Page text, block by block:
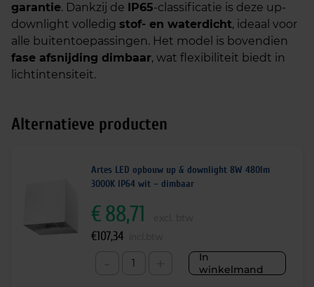
garantie. Dankzij de IP65-classificatie is deze up-
downlight volledig stof- en waterdicht, ideaal voor
alle buitentoepassingen. Het model is bovendien
fase afsnijding dimbaar, wat flexibiliteit biedt in
lichtintensiteit.
Alternatieve producten
Artes LED opbouw up & downlight 8W 480lm
3000K IP64 wit – dimbaar
In
winkelmand
€88,71
€107,34